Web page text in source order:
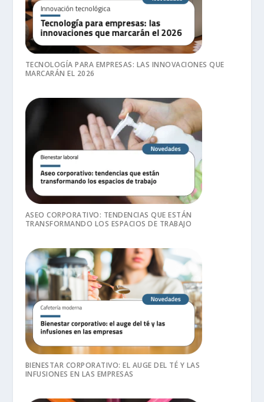
TECNOLOGÍA PARA EMPRESAS: LAS INNOVACIONES QUE
MARCARÁN EL 2026
ASEO CORPORATIVO: TENDENCIAS QUE ESTÁN
TRANSFORMANDO LOS ESPACIOS DE TRABAJO
BIENESTAR CORPORATIVO: EL AUGE DEL TÉ Y LAS
INFUSIONES EN LAS EMPRESAS